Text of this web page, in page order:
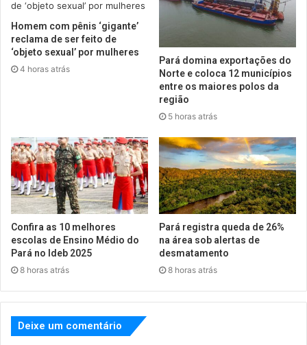
Homem com pênis ‘gigante’
reclama de ser feito de
‘objeto sexual’ por mulheres
4 horas atrás
Pará domina exportações do
Norte e coloca 12 municípios
entre os maiores polos da
região
5 horas atrás
Confira as 10 melhores
escolas de Ensino Médio do
Pará no Ideb 2025
8 horas atrás
Pará registra queda de 26%
na área sob alertas de
desmatamento
8 horas atrás
Deixe um comentário